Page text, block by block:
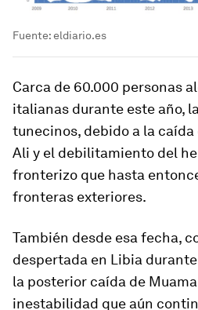
Fuente: eldiario.es
Carca de 60.000 personas
italianas durante este año,
tunecinos, debido a la caída
Ali y el debilitamiento del
fronterizo que hasta
fronteras exteriores.
También desde esa fecha,
despertada en Libia
la posterior caída de
inestabilidad que aún